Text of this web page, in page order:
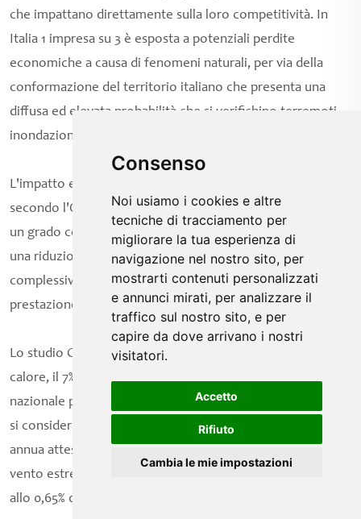
Consenso
Noi usiamo i cookies e altre
tecniche di tracciamento per
migliorare la tua esperienza di
navigazione nel nostro sito, per
mostrarti contenuti personalizzati
e annunci mirati, per analizzare il
traffico sul nostro sito, e per
capire da dove arrivano i nostri
visitatori.
Accetto
Rifiuto
Cambia le mie impostazioni
che impattano direttamente sulla loro competitività. In
Italia 1 impresa su 3 è esposta a potenziali perdite
economiche a causa di fenomeni naturali, per via della
conformazione del territorio italiano che presenta una
diffusa ed elevata probabilità che si verifichino terremoti,
inondazioni e frane.
L'impatto economico sui fatturati è quantificabile:
secondo l'Osservatorio climate finance, all'innalzamento di
un grado centigrado delle temperature medie corrisponde
una riduzione del fatturato del 5,8% (ovvero dei loro ricavi
complessivi derivanti dalla vendita di beni e dalla
prestazione di servizi).
Lo studio CRIF-RED ha stimato che, a causa delle ondate di
calore, il 7% delle aziende presenti su tutto il territorio
nazionale potrebbe subire perdite, con un picco del 55% se
si considera il solo Sud Italia. Inoltre, la perdita media
annua attesa causata da inondazioni, terremoti, frane e
vento estremo, invece, si prevede possa essere circa pari
allo 0,65% del fatturato attuale delle aziende.